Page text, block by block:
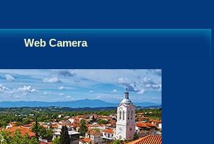
Web Camera